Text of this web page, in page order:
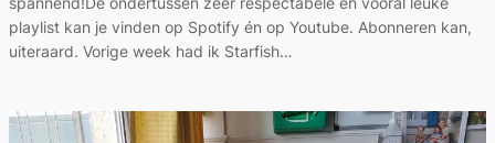
playlist kan je vinden op Spotify én op Youtube. Abonneren kan,
uiteraard. Vorige week had ik Starfish…